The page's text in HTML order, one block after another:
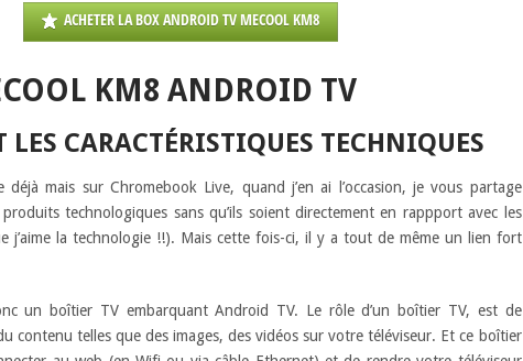
ACHETER LA BOX ANDROID TV MECOOL KM8
KM8 ANDROID TV
LES CARACTÉRISTIQUES TECHNIQUES
déjà mais sur Chromebook Live, quand j’en ai l’occasion, je vous partage
technologiques sans qu’ils soient directement en rappport avec les
j’aime la technologie !!). Mais cette fois-ci, il y a tout de même un lien fort
un boîtier TV embarquant Android TV. Le rôle d’un boîtier TV, est de
contenu telles que des images, des vidéos sur votre téléviseur. Et ce boîtier